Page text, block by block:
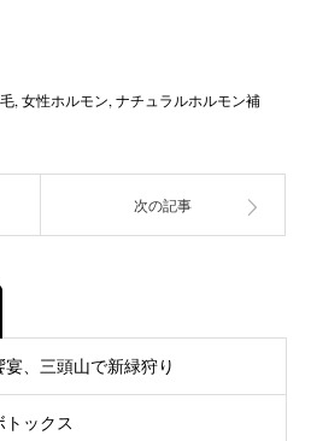
,女性ホルモン,ナチュラルホルモン補
次の記事
宴、三頭山で新緑狩り
ックス